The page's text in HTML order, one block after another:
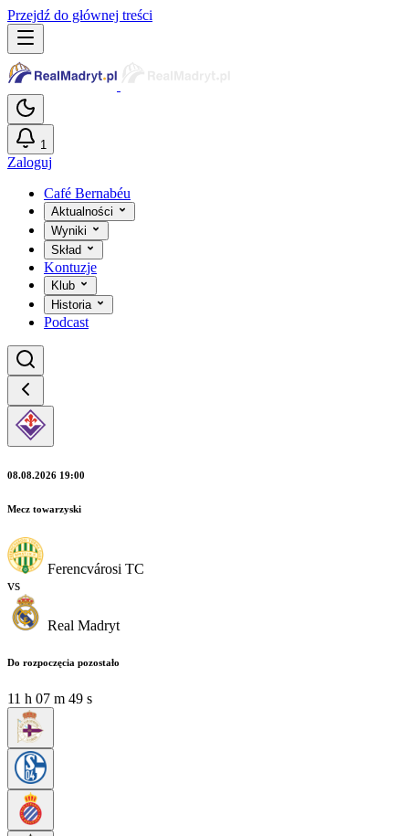
Przejdź do głównej treści
1
Zaloguj
Café Bernabéu
Aktualności
Wyniki
Skład
Kontuzje
Klub
Historia
Podcast
08.08.2026 19:00
Mecz towarzyski
Ferencvárosi TC
vs
Real Madryt
Do rozpoczęcia pozostało
11 h 07 m 47 s